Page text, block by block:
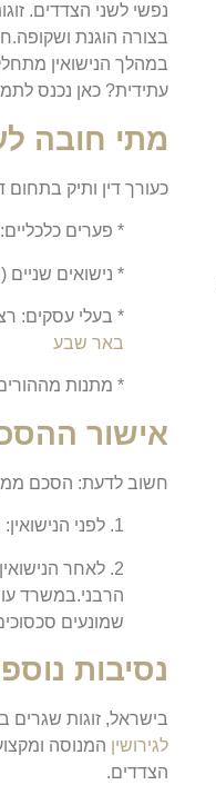
נפשי לשני הצדדים.
במהלך הנישואין
עתידית? כאן נכנס
מתי חובה
כעורך דין ותיק
* פערים
* נישואים
* בעלי עסקים:
באר שבע
* מתנות
אישור
חשוב לדעת: הסכם
1. לפני הנישואין: ניתן לאשר בפני נוטריון או רושם נישואין.
2. לאחר
הרבני.במשרד
שמונעים
נסיבות
בישראל, זוגות שגרים
לגירושין המנוסה
הצדדים.